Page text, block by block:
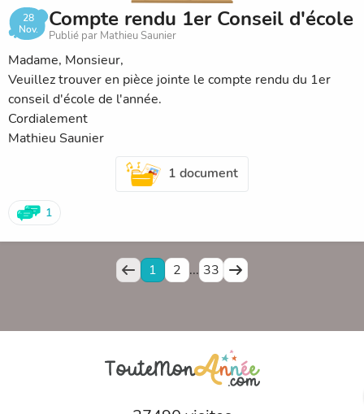
28
Nov.
Compte rendu 1er Conseil d'école
Publié par Mathieu Saunier
Madame, Monsieur,
Veuillez trouver en pièce jointe le compte rendu du 1er
conseil d'école de l'année.
Cordialement
Mathieu Saunier
1 document
1
1 2 ... 33